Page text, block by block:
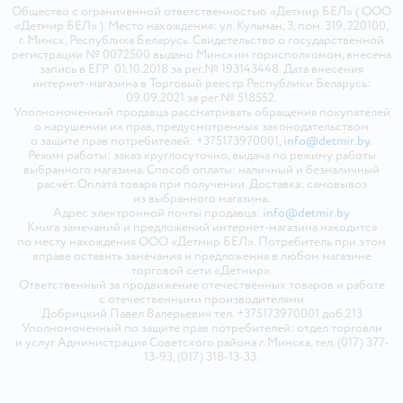
Общество с ограниченной ответственностью «Детмир БЕЛ» ( ООО
«Детмир БЕЛ» ). Место нахождения: ул. Кульман, 3, пом. 319, 220100,
г. Минск, Республика Беларусь. Свидетельство о государственной
регистрации № 0072500 выдано Минским горисполкомом, внесена
запись в ЕГР 01.10.2018 за рег.№ 193143448. Дата внесения
интернет-магазина в Торговый реестр Республики Беларусь:
09.09.2021 за рег.№ 518552.
Уполномоченный продавца рассматривать обращения покупателей
о нарушении их прав, предусмотренных законодательством
о защите прав потребителей: +375173970001, info@detmir.by.
Режим работы: заказ круглосуточно, выдача по режиму работы
выбранного магазина. Способ оплаты: наличный и безналичный
расчёт. Оплата товара при получении. Доставка: самовывоз
из выбранного магазина.
Адрес электронной почты продавца: info@detmir.by
Книга замечаний и предложений интернет-магазина находится
по месту нахождения ООО «Детмир БЕЛ». Потребитель при этом
вправе оставить замечания и предложения в любом магазине
торговой сети «Детмир».
Ответственный за продвижение отечественных товаров и работе
с отечественными производителями
Добрицкий Павел Валерьевич тел. +375173970001 доб.213
Уполномоченный по защите прав потребителей: отдел торговли
и услуг Администрация Советского района г. Минска, тел. (017) 377-
13-93, (017) 318-13-33.